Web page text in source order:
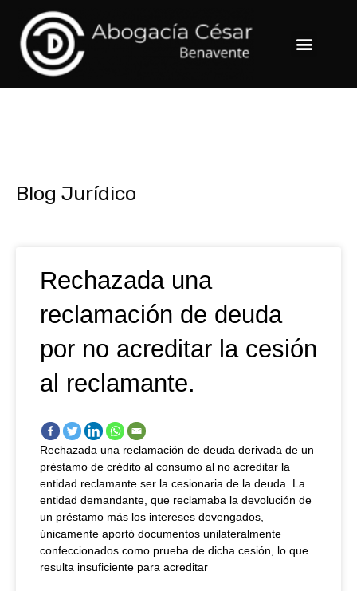
contenido
Menu
Blog Jurídico
Rechazada una
reclamación de deuda
por no acreditar la cesión
al reclamante.
Rechazada una reclamación de deuda derivada de un
préstamo de crédito al consumo al no acreditar la
entidad reclamante ser la cesionaria de la deuda. La
entidad demandante, que reclamaba la devolución de
un préstamo más los intereses devengados,
únicamente aportó documentos unilateralmente
confeccionados como prueba de dicha cesión, lo que
resulta insuficiente para acreditar